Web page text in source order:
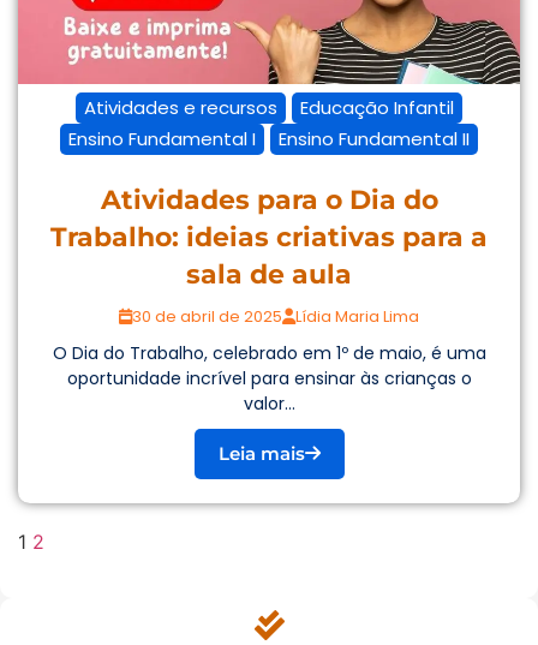
Atividades e recursos
Educação Infantil
Ensino Fundamental I
Ensino Fundamental II
Atividades para o Dia do
Trabalho: ideias criativas para a
sala de aula
30 de abril de 2025 Lídia Maria Lima
O Dia do Trabalho, celebrado em 1º de maio, é uma
oportunidade incrível para ensinar às crianças o
valor...
Leia mais
1 2